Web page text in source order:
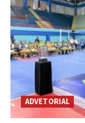
ADVETORIAL